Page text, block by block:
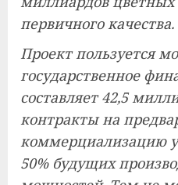
первичного качества.
Проект пользуется
государственное
составляет 42,5
контракты на
коммерциализацию
50% будущих